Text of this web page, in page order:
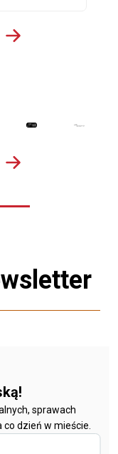
sprawach
dzień w mieście.